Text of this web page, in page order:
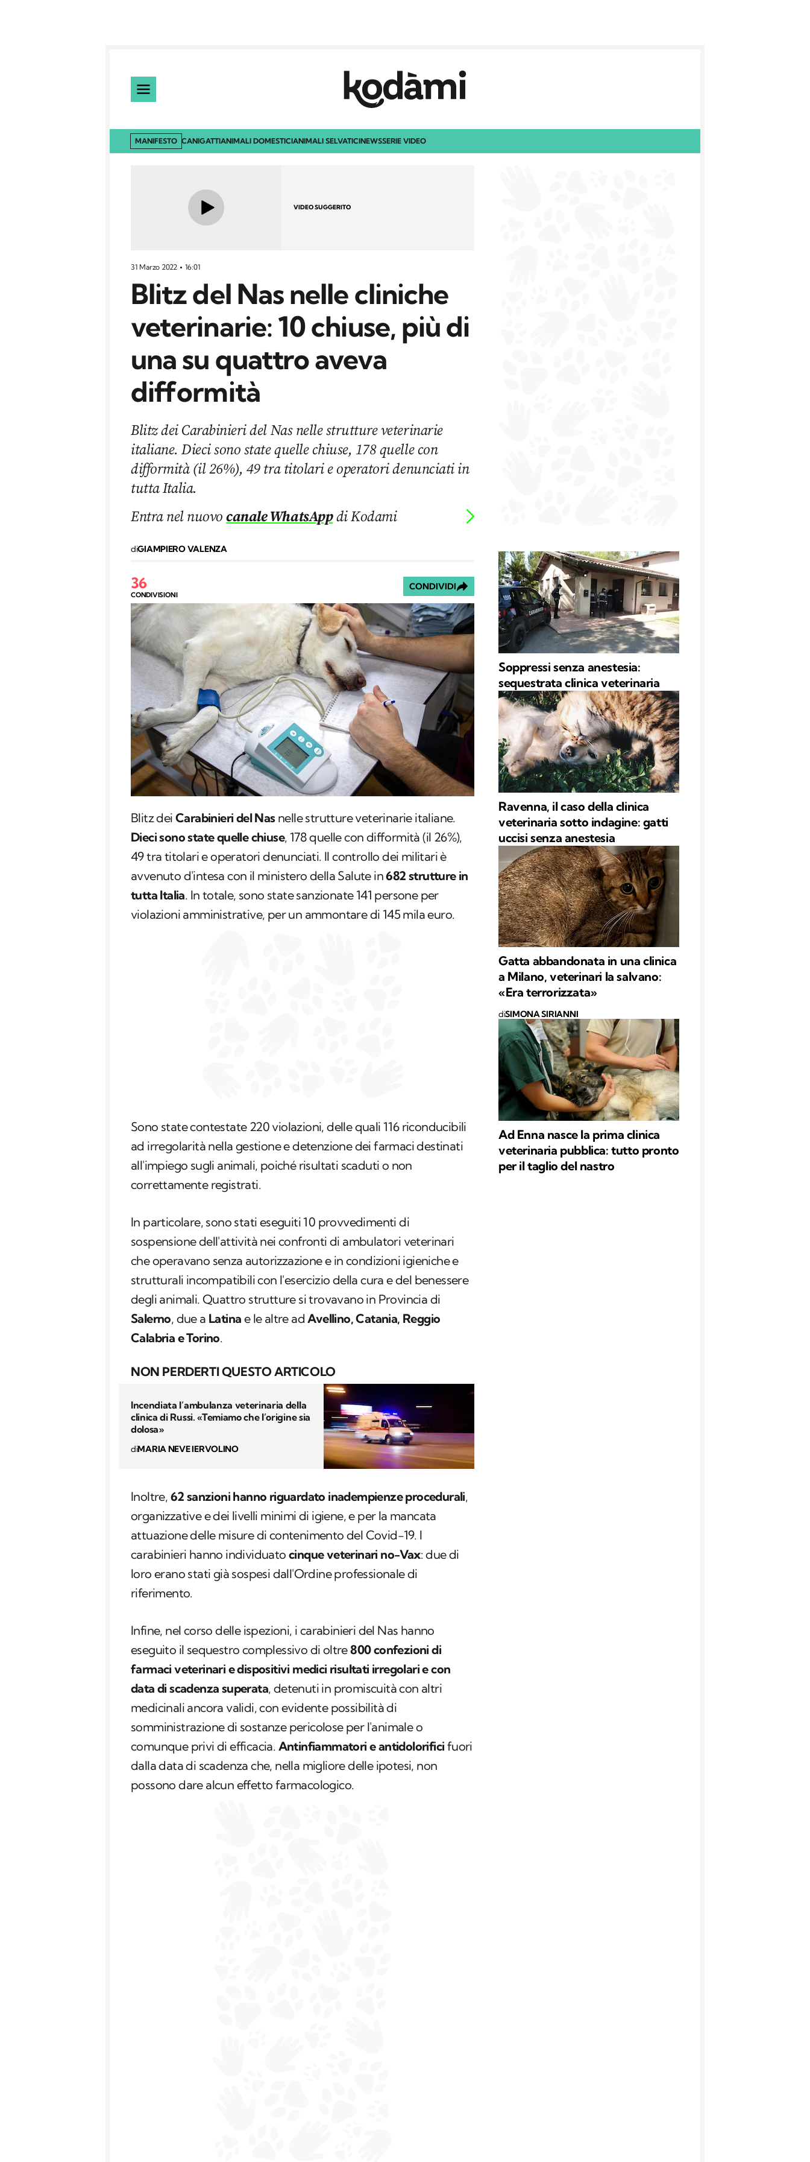
MANIFESTO CANIGATTIANIMALI DOMESTICIANIMALI SELVATICINEWSSERIE VIDEO
VIDEO SUGGERITO
31 Marzo 2022 16:01
Blitz del Nas nelle cliniche
veterinarie: 10 chiuse, più di
una su quattro aveva
difformità
Blitz dei Carabinieri del Nas nelle strutture veterinarie
italiane. Dieci sono state quelle chiuse, 178 quelle con
difformità (il 26%), 49 tra titolari e operatori denunciati in
tutta Italia.
Entra nel nuovocanale WhatsAppdi Kodami
diGIAMPIERO VALENZA
36
CONDIVISIONI
CONDIVIDI
Blitz dei Carabinieri del Nasnelle strutture veterinarie italiane.
Dieci sono state quelle chiuse, 178 quelle con difformità (il 26%),
49 tra titolari e operatori denunciati. Il controllo dei militari è
avvenuto d'intesa con il ministero della Salute in682 strutture in
tutta Italia. In totale, sono state sanzionate 141 persone per
violazioni amministrative, per un ammontare di 145 mila euro.
Sono state contestate 220 violazioni, delle quali 116 riconducibili
ad irregolarità nella gestione e detenzione dei farmaci destinati
all'impiego sugli animali, poiché risultati scaduti o non
correttamente registrati.
In particolare, sono stati eseguiti 10 provvedimenti di
sospensione dell'attività nei confronti di ambulatori veterinari
che operavano senza autorizzazione e in condizioni igieniche e
strutturali incompatibili con l'esercizio della cura e del benessere
degli animali. Quattro strutture si trovavano in Provincia di
Salerno, due a Latina e le altre adAvellino, Catania, Reggio
Calabria e Torino.
NON PERDERTI QUESTO ARTICOLO
Incendiata l’ambulanza veterinaria della
clinica di Russi. «Temiamo che l’origine sia
dolosa»
diMARIA NEVE IERVOLINO
Inoltre, 62 sanzioni hanno riguardato inadempienze procedurali,
organizzative e dei livelli minimi di igiene, e per la mancata
attuazione delle misure di contenimento del Covid-19. I
carabinieri hanno individuato cinque veterinari no-Vax: due di
loro erano stati già sospesi dall'Ordine professionale di
riferimento.
Infine, nel corso delle ispezioni, i carabinieri del Nas hanno
eseguito il sequestro complessivo di oltre800 confezioni di
farmaci veterinari e dispositivi medici risultati irregolari e con
data di scadenza superata, detenuti in promiscuità con altri
medicinali ancora validi, con evidente possibilità di
somministrazione di sostanze pericolose per l'animale o
comunque privi di efficacia. Antinfiammatori e antidolorifici fuori
dalla data di scadenza che, nella migliore delle ipotesi, non
possono dare alcun effetto farmacologico.
Soppressi senza anestesia:
sequestrata clinica veterinaria
Ravenna, il caso della clinica
veterinaria sotto indagine: gatti
uccisi senza anestesia
Gatta abbandonata in una clinica
a Milano, veterinari la salvano:
«Era terrorizzata»
diSIMONA SIRIANNI
Ad Enna nasce la prima clinica
veterinaria pubblica: tutto pronto
per il taglio del nastro